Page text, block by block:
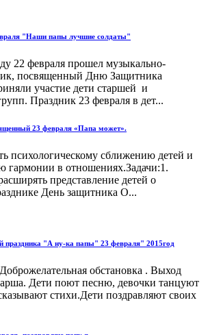
"Наши папы лучшие солдаты"
22 февраля прошел музыкально-
посвященный Дню Защитника
участие дети старшей и
Праздник 23 февраля в дет...
23 февраля «Папа может».
психологическому сближению детей и
гармонии в отношениях.Задачи:1.
представление детей о
День защитника О...
праздника "А ну-ка папы" 23 февраля" 2015год
обстановка . Выход
Дети поют песню, девочки танцуют
стихи.Дети поздравляют своих